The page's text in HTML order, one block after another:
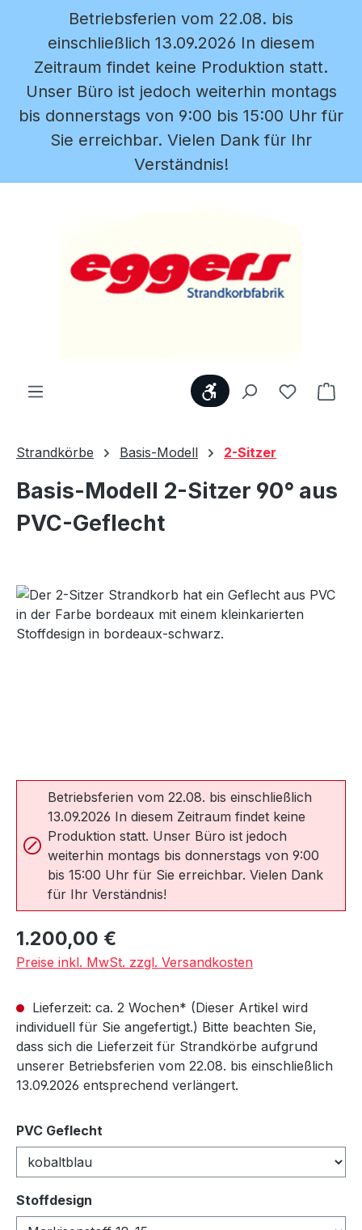
Zum Hauptinhalt springen
Betriebsferien vom 22.08. bis
einschließlich 13.09.2026 In diesem
Zeitraum findet keine Produktion statt.
Unser Büro ist jedoch weiterhin montags
bis donnerstags von 9:00 bis 15:00 Uhr für
Sie erreichbar. Vielen Dank für Ihr
Verständnis!
WerkzeugleisteDu hast 0
Strandkörbe Basis-Modell 2-Sitzer
Basis-Modell 2-Sitzer 90° aus
PVC-Geflecht
Bildergalerie überspringen
Betriebsferien vom 22.08. bis einschließlich
13.09.2026 In diesem Zeitraum findet keine
Produktion statt. Unser Büro ist jedoch
weiterhin montags bis donnerstags von 9:00
bis 15:00 Uhr für Sie erreichbar. Vielen Dank
für Ihr Verständnis!
Regulärer Preis:
1.200,00 €
Preise inkl. MwSt. zzgl. Versandkosten
Lieferzeit: ca. 2 Wochen* (Dieser Artikel wird
individuell für Sie angefertigt.) Bitte beachten Sie,
dass sich die Lieferzeit für Strandkörbe aufgrund
unserer Betriebsferien vom 22.08. bis einschließlich
13.09.2026 entsprechend verlängert.
PVC Geflecht
Stoffdesign